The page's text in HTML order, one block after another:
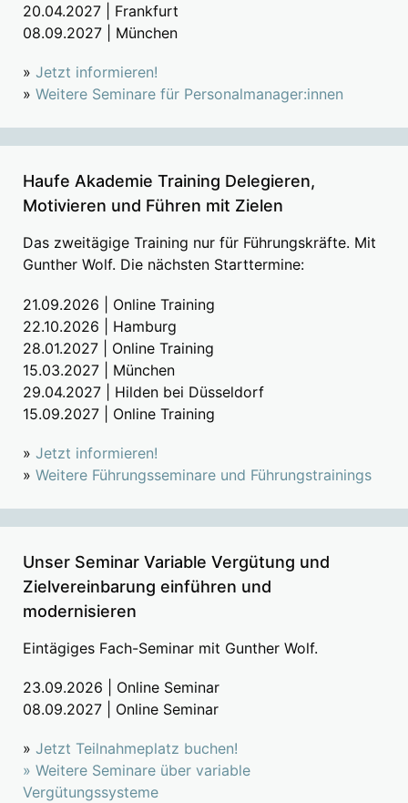
20.04.2027 | Frankfurt
08.09.2027 | München
» Jetzt informieren!
» Weitere Seminare für Personalmanager:innen
Haufe Akademie Training Delegieren,
Motivieren und Führen mit Zielen
Das zweitägige Training nur für Führungskräfte. Mit
Gunther Wolf. Die nächsten Starttermine:
21.09.2026 | Online Training
22.10.2026 | Hamburg
28.01.2027 | Online Training
15.03.2027 | München
29.04.2027 | Hilden bei Düsseldorf
15.09.2027 | Online Training
» Jetzt informieren!
» Weitere Führungsseminare und Führungstrainings
Unser Seminar Variable Vergütung und
Zielvereinbarung einführen und
modernisieren
Eintägiges Fach-Seminar mit Gunther Wolf.
23.09.2026 | Online Seminar
08.09.2027 | Online Seminar
» Jetzt Teilnahmeplatz buchen!
» Weitere Seminare über variable
Vergütungssysteme